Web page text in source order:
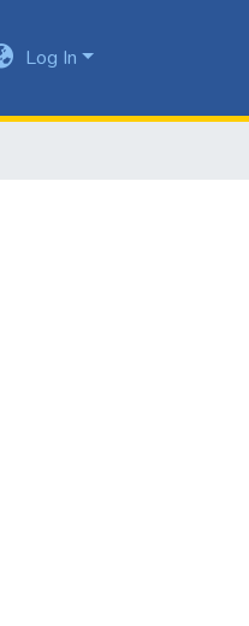
Log In